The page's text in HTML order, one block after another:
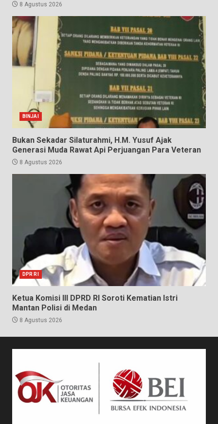
8 Agustus 2026
BINJAI
Bukan Sekadar Silaturahmi, H.M. Yusuf Ajak
Generasi Muda Rawat Api Perjuangan Para Veteran
8 Agustus 2026
DPR RI
Ketua Komisi III DPRD RI Soroti Kematian Istri
Mantan Polisi di Medan
8 Agustus 2026